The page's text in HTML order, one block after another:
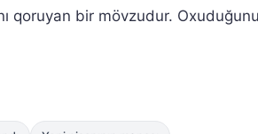
qoruyan bir mövzudur.